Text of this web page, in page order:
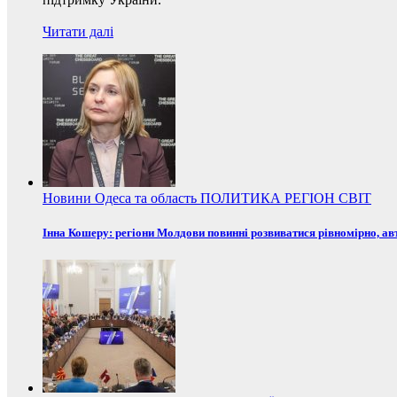
Читати далі
Новини Одеса та область ПОЛИТИКА РЕГІОН СВІТ
Інна Кошеру: регіони Молдови повинні розвиватися рівномірно,